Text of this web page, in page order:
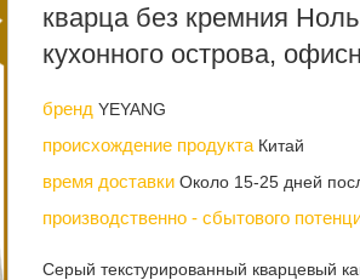
кварца без кремния
кухонного острова,
брендYEYANG
происхождение продукта Китай
время доставкиОколо 15-25 дней
производственно - сбытового
Серый текстурированный кварцевый